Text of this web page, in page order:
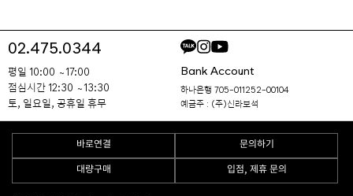
02.475.0344
평일 10:00 ~ 17:00
점심시간 12:30 ~ 13:30
토, 일요일, 공휴일 휴무
Bank Account
하나은행 705-011252-00104
예금주 : (주)신라보석
바로연결 문의하기
대량구매 입점, 제휴 문의